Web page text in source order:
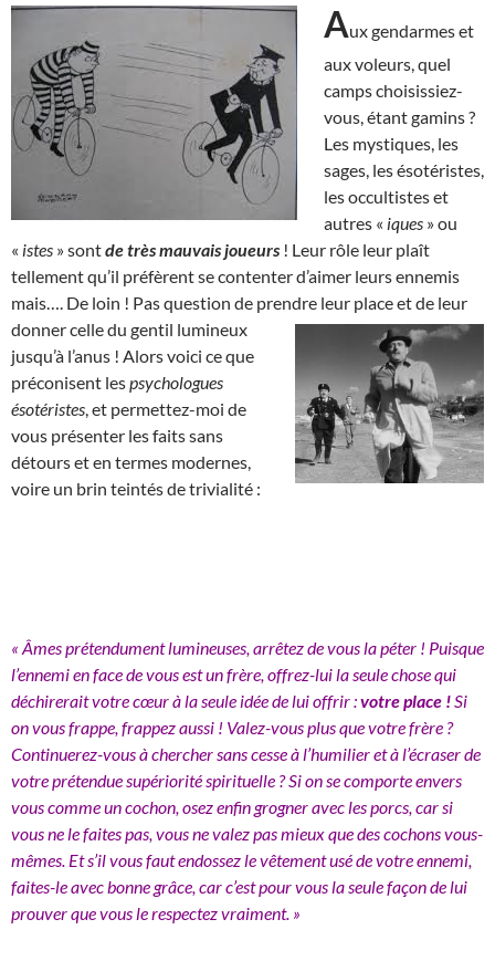
Aux gendarmes et
aux voleurs, quel
camps choisissiez-
vous, étant gamins ?
Les mystiques, les
sages, les ésotéristes,
les occultistes et
autres « iques » ou
« istes » sontde très mauvais joueurs ! Leur rôle leur plaît
tellement qu’il préfèrent se contenter d’aimer leurs ennemis
mais…. De loin ! Pas question de prendre leur place et de leur
donner celle du gentil lumineux
jusqu’à l’anus ! Alors voici ce que
préconisent lespsychologues
ésotéristes , et permettez-moi de
vous présenter les faits sans
détours et en termes modernes,
voire un brin teintés de trivialité :
« Âmes prétendument lumineuses, arrêtez de vous la péter ! Puisque
l’ennemi en face de vous est un frère, offrez-lui la seule chose qui
déchirerait votre cœur à la seule idée de lui offrir :votre place ! Si
on vous frappe, frappez aussi ! Valez-vous plus que votre frère ?
Continuerez-vous à chercher sans cesse à l’humilier et à l’écraser de
votre prétendue supériorité spirituelle ? Si on se comporte envers
vous comme un cochon, osez enfin grogner avec les porcs, car si
vous ne le faites pas, vous ne valez pas mieux que des cochons vous-
mêmes. Et s’il vous faut endossez le vêtement usé de votre ennemi,
faites-le avec bonne grâce, car c’est pour vous la seule façon de lui
prouver que vous le respectez vraiment. »